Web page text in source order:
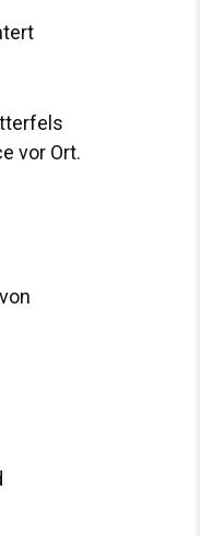
vor Ort.